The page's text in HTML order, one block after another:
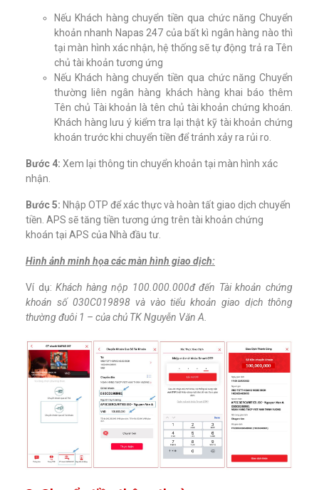
Nếu Khách hàng chuyển tiền qua chức năng Chuyển
khoản nhanh Napas 247 của bất kì ngân hàng nào thì
tại màn hình xác nhận, hệ thống sẽ tự động trả ra Tên
chủ tài khoản tương ứng
Nếu Khách hàng chuyển tiền qua chức năng Chuyển
thường liên ngân hàng khách hàng khai báo thêm
Tên chủ Tài khoản là tên chủ tài khoản chứng khoán.
Khách hàng lưu ý kiểm tra lại thật kỹ tài khoản chứng
khoán trước khi chuyển tiền để tránh xảy ra rủi ro.
Bước 4: Xem lại thông tin chuyển khoản tại màn hình xác
nhận.
Bước 5: Nhập OTP để xác thực và hoàn tất giao dịch chuyển
tiền. APS sẽ tăng tiền tương ứng trên tài khoản chứng
khoán tại APS của Nhà đầu tư.
Hình ảnh minh họa các màn hình giao dịch:
Ví dụ:Khách hàng nộp 100.000.000đ đến Tài khoản chứng
khoán số 030C019898 và vào tiểu khoản giao dịch thông
thường đuôi 1 – của chủ TK Nguyễn Văn A.